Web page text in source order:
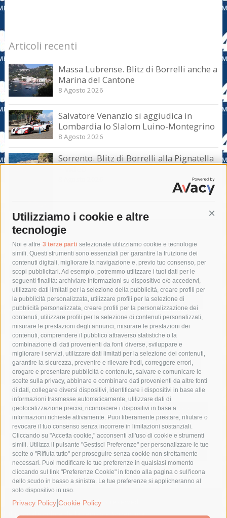
Utilizziamo i cookie e altre
tecnologie
Noi e altre 3 terze parti selezionate utilizziamo cookie e tecnologie
simili. Questi strumenti sono essenziali per garantire la fruizione dei
contenuti digitali, migliorare la navigazione e, previo tuo consenso, per
scopi pubblicitari. Ad esempio, potremmo utilizzare i tuoi dati per le
seguenti finalità: archiviare informazioni su dispositivo e/o accedervi,
utilizzare dati limitati per la selezione della pubblicità, creare profili per
la pubblicità personalizzata, utilizzare profili per la selezione di
pubblicità personalizzata, creare profili per la personalizzazione dei
contenuti, utilizzare profili per la selezione di contenuti personalizzati,
misurare le prestazioni degli annunci, misurare le prestazioni dei
contenuti, comprendere il pubblico attraverso statistiche o la
combinazione di dati provenienti da fonti diverse, sviluppare e
migliorare i servizi, utilizzare dati limitati per la selezione dei contenuti,
garantire la sicurezza, prevenire e rilevare frodi, correggere errori,
erogare e presentare pubblicità e contenuto, salvare e comunicare le
scelte sulla privacy, abbinare e combinare dati provenienti da altre fonti
di dati, collegare diversi dispositivi, identificare i dispositivi in base alle
informazioni trasmesse automaticamente, utilizzare dati di
geolocalizzazione precisi, riconoscere i dispositivi in base a
informazioni richieste attivamente. Puoi liberamente prestare, rifiutare o
revocare il tuo consenso senza incorrere in limitazioni sostanziali.
Cliccando su "Accetta cookie," acconsenti all'uso di cookie e strumenti
simili. Utilizza il pulsante "Gestisci Preferenze" per personalizzare le tue
scelte o "Rifiuta tutto" per proseguire senza cookie non strettamente
necessari. Puoi modificare le tue preferenze in qualsiasi momento
cliccando sul link "Preferenze Cookie" in fondo alla pagina o sull'icona
dello scudo in basso a sinistra. Le tue preferenze si applicheranno al
solo dispositivo in uso.
Privacy Policy Cookie Policy
Articoli recenti
Massa Lubrense. Blitz di Borrelli anche a
Marina del Cantone
8 Agosto 2026
Salvatore Venanzio si aggiudica in
Lombardia lo Slalom Luino-Montegrino
8 Agosto 2026
Sorrento. Blitz di Borrelli alla Pignatella
– video –
Tag
acqua allerta meteo
anas
area marina protetta di punta campanella
arresto
Asl Napoli 3 sud
capitaneria di porto capri
carabinieri
castellammare di stabia
circumvesuviana
comune di sorrento
concerto
contagi
costiera amalfitana
covid-19 eav
elezioni
fondazione sorrento
gori guardia costiera
incidente
lavori
lorenzo balducelli mare
massa lubrense
massimo coppola
Meta napoli
ordinanza
penisola sorrentina
piano di sorrento
polizia municipale
protezione civile
Regione Campania
sant'agnello
sindaco cuomo
sorrento studenti temporali
treni
turismo
Vico Equense villa fiorentino vincenzo de luca
© 2015 SorrentoPress. All rights reserved.
Il giornale online della Penisola Sorrentina